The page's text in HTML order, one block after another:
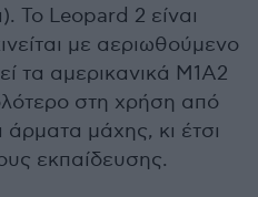
Το Leopard 2 είναι
με αεριωθούμενο
τα αμερικανικά M1A2
στη χρήση από
μάχης, κι έτσι
εκπαίδευσης.